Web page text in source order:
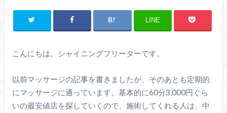
LINE
こんにちは。シャイニングフリーターです。
以前マッサージの記事を書きましたが、そのあとも定期的
にマッサージに通っています。基本的に60分3,000円ぐら
いの最安値店を探していくので、施術してくれる人は、中